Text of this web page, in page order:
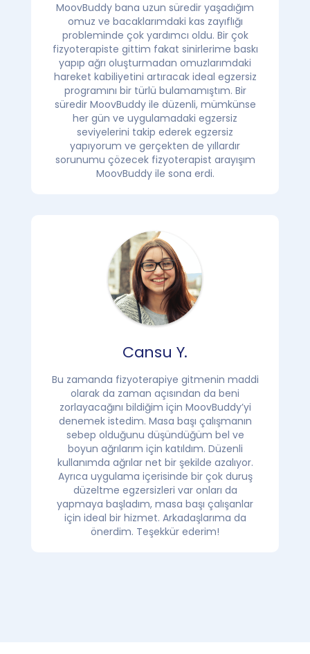
MoovBuddy bana uzun süredir yaşadığım
omuz ve bacaklarımdaki kas zayıflığı
probleminde çok yardımcı oldu. Bir çok
fizyoterapiste gittim fakat sinirlerime baskı
yapıp ağrı oluşturmadan omuzlarımdaki
hareket kabiliyetini artıracak ideal egzersiz
programını bir türlü bulamamıştım. Bir
süredir MoovBuddy ile düzenli, mümkünse
her gün ve uygulamadaki egzersiz
seviyelerini takip ederek egzersiz
yapıyorum ve gerçekten de yıllardır
sorunumu çözecek fizyoterapist arayışım
MoovBuddy ile sona erdi.
Cansu Y.
Bu zamanda fizyoterapiye gitmenin maddi
olarak da zaman açısından da beni
zorlayacağını bildiğim için MoovBuddy’yi
denemek istedim. Masa başı çalışmanın
sebep olduğunu düşündüğüm bel ve
boyun ağrılarım için katıldım. Düzenli
kullanımda ağrılar net bir şekilde azalıyor.
Ayrıca uygulama içerisinde bir çok duruş
düzeltme egzersizleri var onları da
yapmaya başladım, masa başı çalışanlar
için ideal bir hizmet. Arkadaşlarıma da
önerdim. Teşekkür ederim!